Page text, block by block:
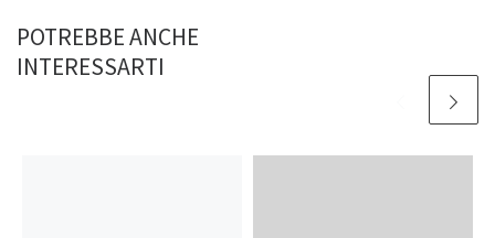
POTREBBE ANCHE
INTERESSARTI